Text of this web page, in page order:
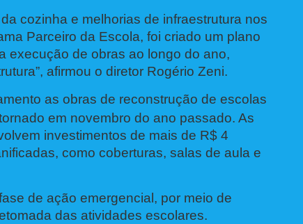
cozinha e melhorias de infraestrutura nos
Parceiro da Escola, foi criado um plano
execução de obras ao longo do ano,
afirmou o diretor Rogério Zeni.
as obras de reconstrução de escolas
em novembro do ano passado. As
investimentos de mais de R$ 4
como coberturas, salas de aula e
de ação emergencial, por meio de
das atividades escolares.